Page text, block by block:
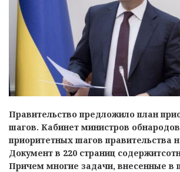
Правительство предложило план
шагов. Кабинет министров
приоритетных шагов правительства
Документ в 220 страниц
Причем многие задачи, внесенные в